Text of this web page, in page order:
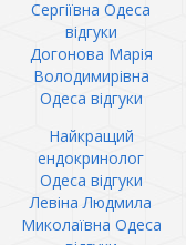
Сергіївна Одеса
відгуки
Догонова Марія
Володимирівна
Одеса відгуки
Найкращий
ендокринолог
Одеса відгуки
Левіна Людмила
Миколаївна Одеса